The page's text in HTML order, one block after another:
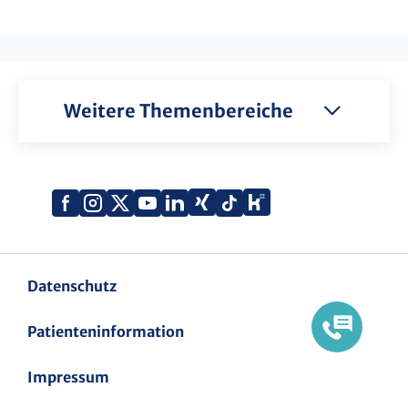
Weitere Themenbereiche
Facebook
Instagram
X
YouTube
LinkedIn
Xing TiktokKununu
Datenschutz
Patienteninformation
Impressum